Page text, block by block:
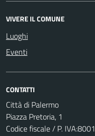
VIVERE IL COMUNE
Luoghi
Eventi
CONTATTI
Città di Palermo
Piazza Pretoria, 1
Codice fiscale / P.